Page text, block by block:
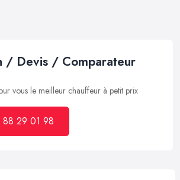
/ Devis / Comparateur
vous le meilleur chauffeur à petit prix
29 01 98